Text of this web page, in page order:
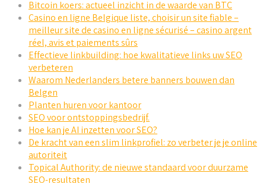
Bitcoin koers: actueel inzicht in de waarde van BTC
Casino en ligne Belgique liste, choisir un site fiable –
meilleur site de casino en ligne sécurisé – casino argent
réel, avis et paiements sûrs
Effectieve linkbuilding: hoe kwalitatieve links uw SEO
verbeteren
Waarom Nederlanders betere banners bouwen dan
Belgen
Planten huren voor kantoor
SEO voor ontstoppingsbedrijf.
Hoe kan je AI inzetten voor SEO?
De kracht van een slim linkprofiel: zo verbeter je je online
autoriteit
Topical Authority: de nieuwe standaard voor duurzame
SEO-resultaten